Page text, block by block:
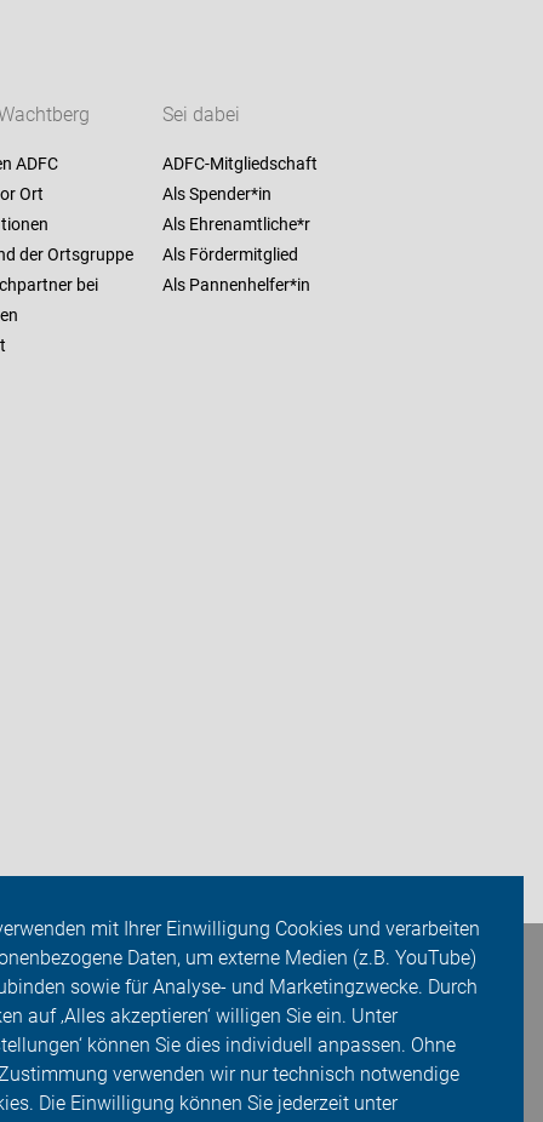
mit Ihrer Einwilligung Cookies und verarbeiten
Daten, um externe Medien (z.B. YouTube)
sowie für Analyse- und Marketingzwecke. Durch
auf ‚Alles akzeptieren‘ willigen Sie ein. Unter
können Sie dies individuell anpassen. Ohne
verwenden wir nur technisch notwendige
Die Einwilligung können Sie jederzeit unter
ADFC
Ort
der Ortsgruppe
bei
Sei dabei
ADFC-Mitgliedschaft
Als Spender*in
Als Ehrenamtliche*r
Als Fördermitglied
Als Pannenhelfer*in